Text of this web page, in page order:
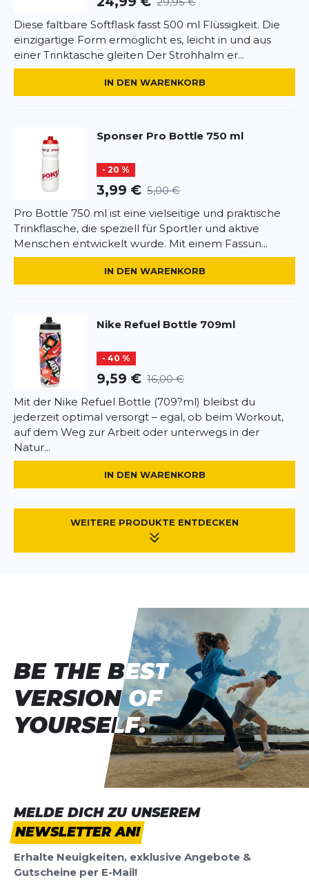
•Universell einsetzbar:Geeignet für kalte und
warme Getränke.
•Umweltfreundlich:Wiederverwendbar und
Einfache Reinigung: Breite Öffnung erleichtert
*Pflichtfelder
Google.
Diese faltbare Softflask fasst 500 ml Flüssigkeit. Die
einzigartige Form ermöglicht es, leicht in und aus
einer Trinktasche gleiten Der Strohhalm er...
IN DEN WARENKORB
Sponser Pro Bottle 750 ml
- 20 %
3,99 € 5,00 €
Pro Bottle 750 ml ist eine vielseitige und praktische
Trinkflasche, die speziell für Sportler und aktive
Menschen entwickelt wurde. Mit einem Fassun...
IN DEN WARENKORB
Nike Refuel Bottle 709ml
- 40 %
9,59 € 16,00 €
Mit der Nike Refuel Bottle (709?ml) bleibst du
jederzeit optimal versorgt – egal, ob beim Workout,
auf dem Weg zur Arbeit oder unterwegs in der
Natur...
IN DEN WARENKORB
WEITERE PRODUKTE ENTDECKEN
MELDE DICH ZU UNSEREM
NEWSLETTER AN!
Erhalte Neuigkeiten, exklusive Angebote &
Gutscheine per E-Mail!
BE THE BEST
VERSION OF
YOURSELF.
BE THE BEST
VERSION OF
YOURSELF.